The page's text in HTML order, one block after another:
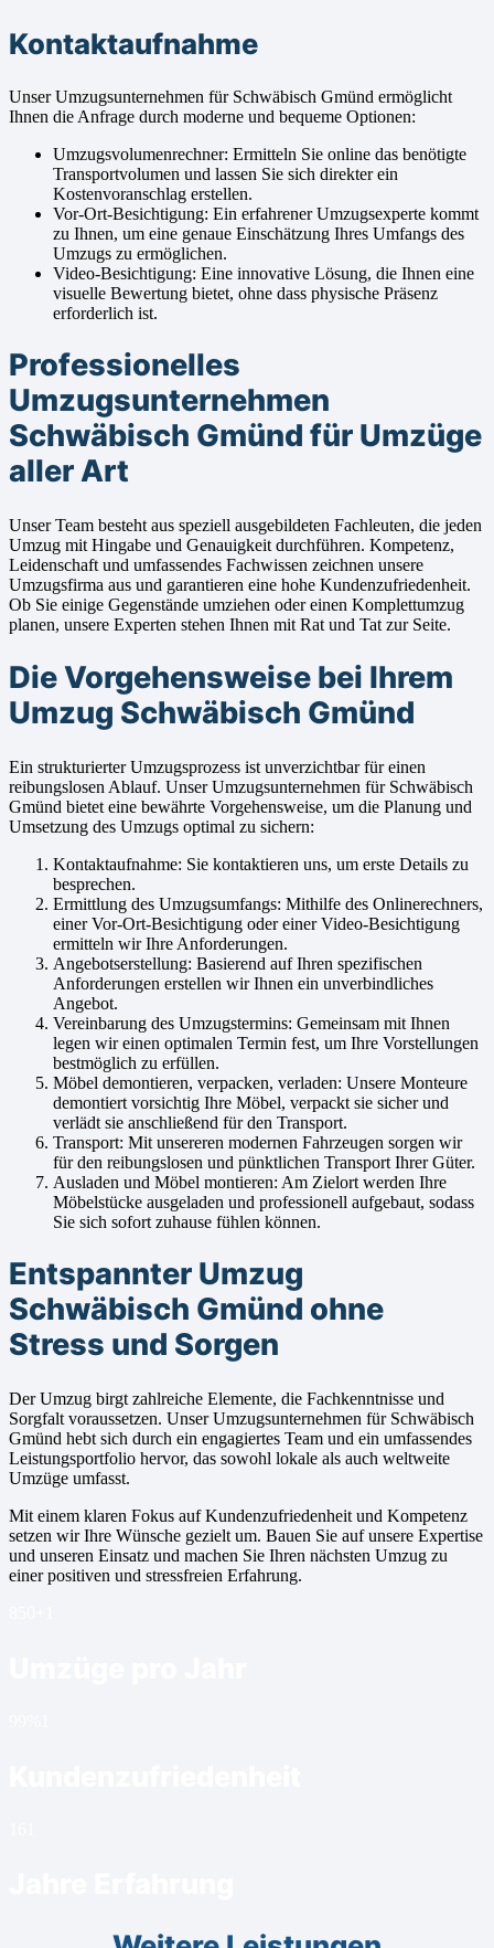
Kontaktaufnahme
Unser Umzugsunternehmen für Schwäbisch Gmünd ermöglicht
Ihnen die Anfrage durch moderne und bequeme Optionen:
Umzugsvolumenrechner: Ermitteln Sie online das benötigte
Transportvolumen und lassen Sie sich direkter ein
Kostenvoranschlag erstellen.
Vor-Ort-Besichtigung: Ein erfahrener Umzugsexperte kommt
zu Ihnen, um eine genaue Einschätzung Ihres Umfangs des
Umzugs zu ermöglichen.
Video-Besichtigung: Eine innovative Lösung, die Ihnen eine
visuelle Bewertung bietet, ohne dass physische Präsenz
erforderlich ist.
Professionelles
Umzugsunternehmen
Schwäbisch Gmünd für Umzüge
aller Art
Unser Team besteht aus speziell ausgebildeten Fachleuten, die jeden
Umzug mit Hingabe und Genauigkeit durchführen. Kompetenz,
Leidenschaft und umfassendes Fachwissen zeichnen unsere
Umzugsfirma aus und garantieren eine hohe Kundenzufriedenheit.
Ob Sie einige Gegenstände umziehen oder einen Komplettumzug
planen, unsere Experten stehen Ihnen mit Rat und Tat zur Seite.
Die Vorgehensweise bei Ihrem
Umzug Schwäbisch Gmünd
Ein strukturierter Umzugsprozess ist unverzichtbar für einen
reibungslosen Ablauf. Unser Umzugsunternehmen für Schwäbisch
Gmünd bietet eine bewährte Vorgehensweise, um die Planung und
Umsetzung des Umzugs optimal zu sichern:
Kontaktaufnahme: Sie kontaktieren uns, um erste Details zu
besprechen.
Ermittlung des Umzugsumfangs: Mithilfe des Onlinerechners,
einer Vor-Ort-Besichtigung oder einer Video-Besichtigung
ermitteln wir Ihre Anforderungen.
Angebotserstellung: Basierend auf Ihren spezifischen
Anforderungen erstellen wir Ihnen ein unverbindliches
Angebot.
Vereinbarung des Umzugstermins: Gemeinsam mit Ihnen
legen wir einen optimalen Termin fest, um Ihre Vorstellungen
bestmöglich zu erfüllen.
Möbel demontieren, verpacken, verladen: Unsere Monteure
demontiert vorsichtig Ihre Möbel, verpackt sie sicher und
verlädt sie anschließend für den Transport.
Transport: Mit unsereren modernen Fahrzeugen sorgen wir
für den reibungslosen und pünktlichen Transport Ihrer Güter.
Ausladen und Möbel montieren: Am Zielort werden Ihre
Möbelstücke ausgeladen und professionell aufgebaut, sodass
Sie sich sofort zuhause fühlen können.
Entspannter Umzug
Schwäbisch Gmünd ohne
Stress und Sorgen
Der Umzug birgt zahlreiche Elemente, die Fachkenntnisse und
Sorgfalt voraussetzen. Unser Umzugsunternehmen für Schwäbisch
Gmünd hebt sich durch ein engagiertes Team und ein umfassendes
Leistungsportfolio hervor, das sowohl lokale als auch weltweite
Umzüge umfasst.
Mit einem klaren Fokus auf Kundenzufriedenheit und Kompetenz
setzen wir Ihre Wünsche gezielt um. Bauen Sie auf unsere Expertise
und unseren Einsatz und machen Sie Ihren nächsten Umzug zu
einer positiven und stressfreien Erfahrung.